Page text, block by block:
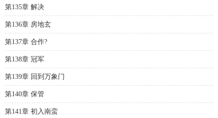
第135章 解决
第136章 房地玄
第137章 合作?
第138章 冠军
第139章 回到万象门
第140章 保管
第141章 初入南蛮